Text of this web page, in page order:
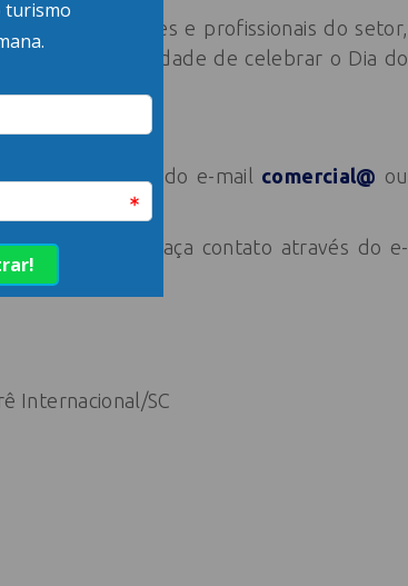
fornecedores e profissionais do setor,
essa oportunidade de celebrar o Dia do
através do e-mail comercial@ ou
do evento faça contato através do e-
Internacional/SC